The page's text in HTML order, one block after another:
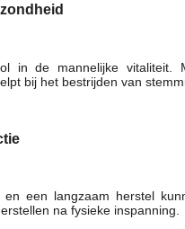
in de mannelijke vitaliteit.
bij het bestrijden van
en een langzaam herstel
na fysieke inspanning.